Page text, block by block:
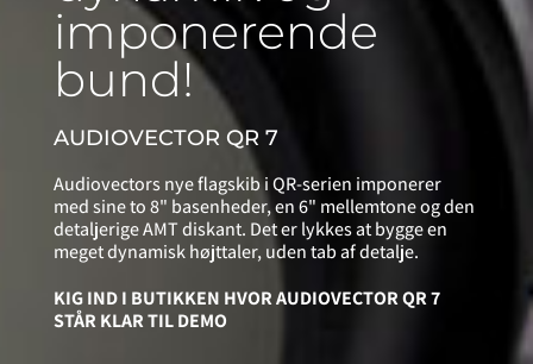
imponerende
bund!
AUDIOVECTOR QR 7
Audiovectors nye flagskib i QR-serien imponerer
med sine to 8" basenheder, en 6" mellemtone og den
detaljerige AMT diskant. Det er lykkes at bygge en
meget dynamisk højttaler, uden tab af detalje.
KIG IND I BUTIKKEN HVOR AUDIOVECTOR QR 7
STÅR KLAR TIL DEMO